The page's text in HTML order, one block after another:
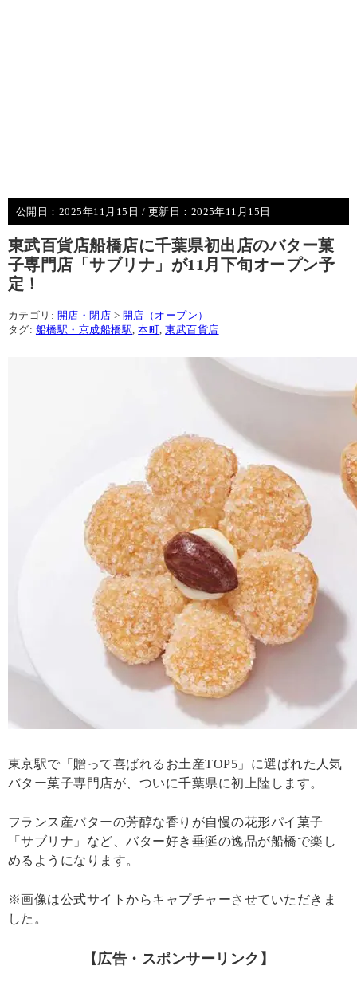
公開日： 2025年11月15日 / 更新日： 2025年11月15日
東武百貨店船橋店に千葉県初出店のバター菓
子専門店「サブリナ」が11月下旬オープン予
定！
カテゴリ: 開店・閉店 > 開店（オープン）
タグ: 船橋駅・京成船橋駅 ,本町 ,東武百貨店
東京駅で「贈って喜ばれるお土産TOP5」に選ばれた人気
バター菓子専門店が、ついに千葉県に初上陸します。
フランス産バターの芳醇な香りが自慢の花形パイ菓子
「サブリナ」など、バター好き垂涎の逸品が船橋で楽し
めるようになります。
※画像は公式サイトからキャプチャーさせていただきま
した。
【広告・スポンサーリンク】